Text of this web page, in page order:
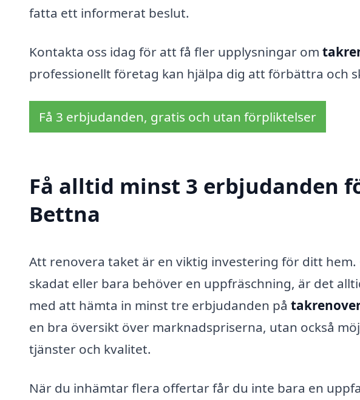
fatta ett informerat beslut.
Kontakta oss idag för att få fler upplysningar om
professionellt företag kan hjälpa dig att förbättra och
Få 3 erbjudanden, gratis och utan förpliktelser
Få alltid minst 3 erbjudanden
Bettna
Att renovera taket är en viktig investering för ditt
skadat eller bara behöver en uppfräschning, är det
med att hämta in minst tre erbjudanden på
en bra översikt över marknadspriserna, utan också
tjänster och kvalitet.
När du inhämtar flera offertar får du inte bara en